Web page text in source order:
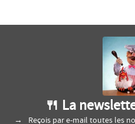
🍴 La
Reçois par e-mail toutes les